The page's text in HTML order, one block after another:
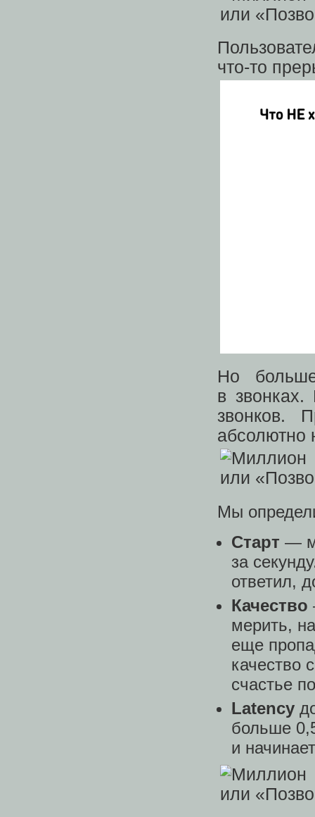
что-то
Но
в
звонков.
абсолютно
Мы
Старт —
за
ответил,
Качество
мерить,
еще
качество
счастье
Latency
больше
и